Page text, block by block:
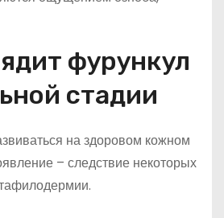
фурункул
стадии
на здоровом кожном
– следствие некоторых